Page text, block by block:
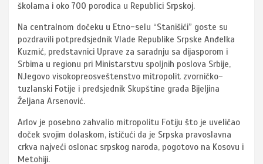
školama i oko 700 porodica u Republici Srpskoj.
Na centralnom dočeku u Etno-selu “Stanišići” goste su
pozdravili potpredsjednik Vlade Republike Srpske Anđelka
Kuzmić, predstavnici Uprave za saradnju sa dijasporom i
Srbima u regionu pri Ministarstvu spoljnih poslova Srbije,
NJegovo visokopreosveštenstvo mitropolit zvorničko-
tuzlanski Fotije i predsjednik Skupštine grada Bijeljina
Željana Arsenović.
Arlov je posebno zahvalio mitropolitu Fotiju što je uveličao
doček svojim dolaskom, ističući da je Srpska pravoslavna
crkva najveći oslonac srpskog naroda, pogotovo na Kosovu i
Metohiji.